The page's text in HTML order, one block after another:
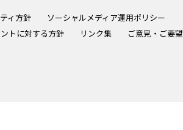
ィ方針
ソーシャルメディア運用ポリシー
トに対する方針 リンク集 ご意見・ご要望